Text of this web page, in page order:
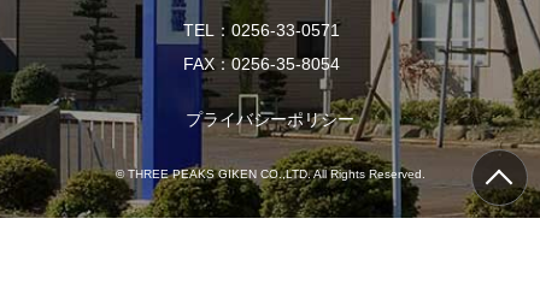
TEL
0256-33-0571
FAX
0256-35-8054
プライバシーポリシー
© THREE PEAKS GIKEN CO.,LTD. All Rights Reserved.